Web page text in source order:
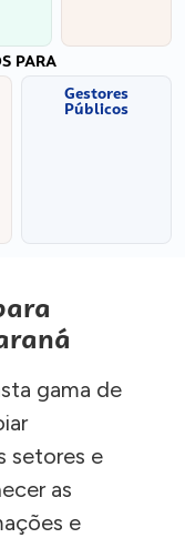
PARA
Gestores
Públicos
gama de
setores e
as
e